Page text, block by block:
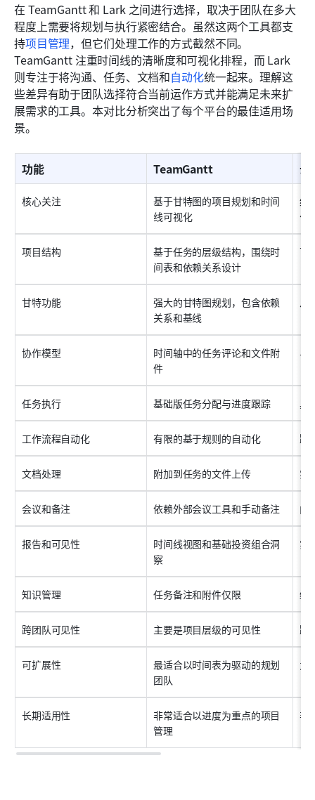
在 TeamGantt 和 Lark 之间进行选择，取决于团队在多大
程度上需要将规划与执行紧密结合。虽然这两个工具都支
持项目管理，但它们处理工作的方式截然不同。
TeamGantt 注重时间线的清晰度和可视化排程，而 Lark
则专注于将沟通、任务、文档和自动化统一起来。理解这
些差异有助于团队选择符合当前运作方式并能满足未来扩
展需求的工具。本对比分析突出了每个平台的最佳适用场
景。
功能 TeamGantt 云
核心关注
基于甘特图的项目规划和时间
线可视化
统
化
项目结构
基于任务的层级结构，围绕时
间表和依赖关系设计
可
甘特功能
强大的甘特图规划，包含依赖
关系和基线
从
协作模型
时间轴中的任务评论和文件附
件
与
任务执行 基础版任务分配与进度跟踪 具
工作流程自动化 有限的基于规则的自动化 跨
文档处理 附加到任务的文件上传 实
会议和备注 依赖外部会议工具和手动备注 内
报告和可见性
时间线视图和基础投资组合洞
察
实
知识管理 任务备注和附件仅限 结
跨团队可见性 主要是项目层级的可见性 跨
可扩展性
最适合以时间表为驱动的规划
团队
为
长期适用性
非常适合以进度为重点的项目
管理
非